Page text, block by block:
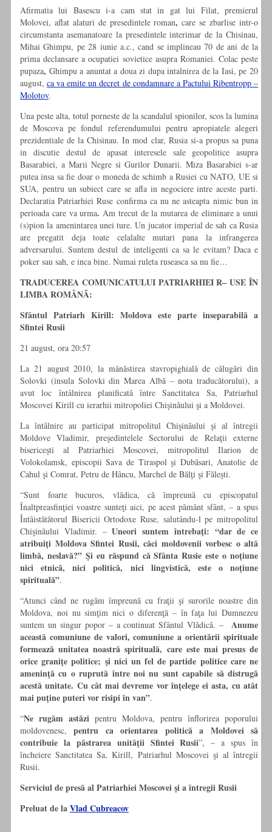
Afirmatia lui Basescu i-a cam stat in gat lui Filat, premierul
Molovei, aflat alaturi de presedintele roman,care se zbarlise intr-o
circumstanta asemanatoare la presedintele interimar de la Chisinau,
Mihai Ghimpu, pe 28 iunie a.c., cand se implineau 70 de ani de la
prima declansare a ocupatiei sovietice asupra Romaniei. Colac peste
pupaza, Ghimpu a anuntat a doua zi dupa intalnirea de la Iasi, pe 20
august,ca va emite un decret de condamnare a Pactului Ribentropp –
Molotov.
Una peste alta, totul porneste de la scandalul spionilor, scos la lumina
de Moscova pe fondul referendumului pentru apropiatele alegeri
prezidentiale de la Chisinau. In mod clar, Rusia si-a propus sa puna
in discutie destul de apasat interesele sale geopolitice asupra
Basarabiei, a Marii Negre si Gurilor Dunarii. Miza Basarabiei s-ar
putea insa sa fie doar o moneda de schimb a Rusiei cu NATO, UE si
SUA, pentru un subiect care se afla in negociere intre aceste parti.
Declaratia Patriarhiei Ruse confirma ca nu ne asteapta nimic bun in
perioada care va urma. Am trecut de la mutarea de eliminare a unui
(s)pion la amenintarea unei ture. Un jucator imperial de sah ca Rusia
are pregatit deja toate celalalte mutari pana la infrangerea
adversarului. Suntem destul de inteligenti ca sa le evitam? Daca e
poker sau sah, e inca bine. Numai ruleta ruseasca sa nu fie…
TRADUCEREA COMUNICATULUI PATRIARHIEI R– USE ÎN
LIMBA ROMÂNĂ:
Sfântul Patriarh Kirill: Moldova este parte inseparabilă a
Sfintei Rusii
21 august, ora 20:57
La 21 august 2010, la mănăstirea stavropighială de călugări din
Solovki (insula Solovki din Marea Albă – nota traducătorului), a
avut loc întâlnirea planificată între Sanctitatea Sa, Patriarhul
Moscovei Kirill cu ierarhii mitropoliei Chişinăului şi a Moldovei.
La întâlnire au participat mitropolitul Chişinăului şi al întregii
Moldove Vladimir, preşedintelele Sectorului de Relaţii externe
bisericeşti al Patriarhiei Moscovei, mitropolitul Ilarion de
Volokolamsk, episcopii Sava de Tiraspol şi Dubăsari, Anatolie de
Cahul şi Comrat, Petru de Hâncu, Marchel de Bălţi şi Făleşti.
“Sunt foarte bucuros, vlădica, că împreună cu episcopatul
Înaltpreasfinţiei voastre sunteţi aici, pe acest pământ sfânt, – a spus
Întâistătătorul Bisericii Ortodoxe Ruse, salutându-l pe mitropolitul
Chişinăului Vladimir. –Uneori suntem întrebaţi: “dar de ce
atribuiţi Moldova Sfintei Rusii, căci moldovenii vorbesc o altă
limbă, neslavă?” Şi eu răspund că Sfânta Rusie este o noţiune
nici etnică, nici politică, nici lingvistică, este o noţiune
spirituală”.
“Atunci când ne rugăm împreună cu fraţii şi surorile noastre din
Moldova, noi nu simţim nici o diferenţă – în faţa lui Dumnezeu
suntem un singur popor – a continuat Sfântul Vlădică. – Anume
această comuniune de valori, comuniune a orientării spirituale
formează unitatea noastră spirituală, care este mai presus de
orice graniţe politice; şi nici un fel de partide politice care ne
ameninţă cu o ruprută între noi nu sunt capabile să distrugă
acestă unitate. Cu cât mai devreme vor înţelege ei asta, cu atât
mai puţine puteri vor risipi în van”.
“Ne rugăm astăzi pentru Moldova, pentru înflorirea poporului
moldovenesc,pentru ca orientarea politică a Moldovei să
contribuie la păstrarea unităţii Sfintei Rusii”, – a spus în
încheiere Sanctitatea Sa, Kirill, Patriarhul Moscovei şi al întregii
Rusii.
Serviciul de presă al Patriarhiei Moscovei şi a întregii Rusii
Preluat de laVlad Cubreacov